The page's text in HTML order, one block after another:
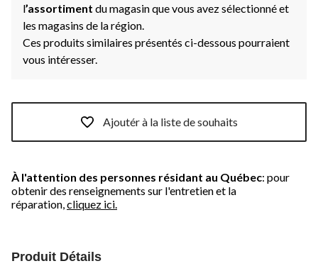
l’assortiment du magasin que vous avez sélectionné et
les magasins de la région.
Ces produits similaires présentés ci-dessous pourraient
vous intéresser.
Ajoutér à la liste de souhaits
À l'attention des personnes résidant au Québec: pour
obtenir des renseignements sur l'entretien et la
réparation, cliquez ici.
Produit Détails